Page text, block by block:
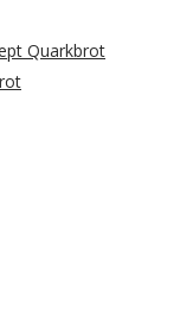
Quarkbrot